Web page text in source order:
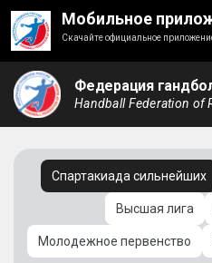
Мобильное
Скачайте официальное
Федерация
Handball Federation of
Спартакиада сильнейших
Высшая лига
Молодежное первенство